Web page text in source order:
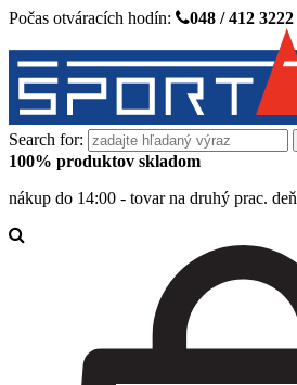
Počas otváracích hodín: 048 / 412 3222
Search for:
100% produktov skladom
nákup do 14:00 - tovar na druhý prac. deň